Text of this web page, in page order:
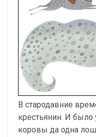
В стародавние
крестьянин. И было
коровы да одна